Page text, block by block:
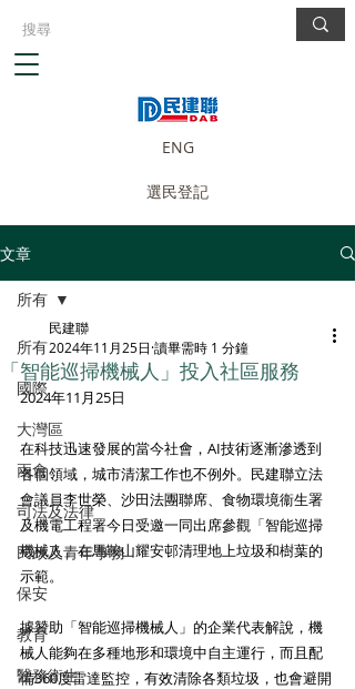
ENG
選民登記
文章
所有
國際
大灣區
兩會
司法及法律
民政及青年事務
保安
教育
醫務衛生
所有
「智能巡掃機械人」投入社區服務
民建聯
2024年11月25日 讀畢需時 1 分鐘
2024年11月25日
在科技迅速發展的當今社會，AI技術逐漸滲透到
各個領域，城市清潔工作也不例外。民建聯立法
會議員李世榮、沙田法團聯席、食物環境衞生署
及機電工程署今日受邀一同出席參觀「智能巡掃
機械人」在馬鞍山耀安邨清理地上垃圾和樹葉的
示範。
據贊助「智能巡掃機械人」的企業代表解說，機
械人能夠在多種地形和環境中自主運行，而且配
備360度雷達監控，有效清除各類垃圾，也會避開